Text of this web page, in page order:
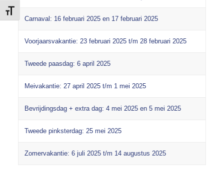
Kies grootte van het lettertype
Carnaval: 16 februari 2025 en 17 februari 2025
Voorjaarsvakantie: 23 februari 2025 t/m 28 februari 2025
Tweede paasdag: 6 april 2025
Meivakantie: 27 april 2025 t/m 1 mei 2025
Bevrijdingsdag + extra dag: 4 mei 2025 en 5 mei 2025
Tweede pinksterdag: 25 mei 2025
Zomervakantie: 6 juli 2025 t/m 14 augustus 2025